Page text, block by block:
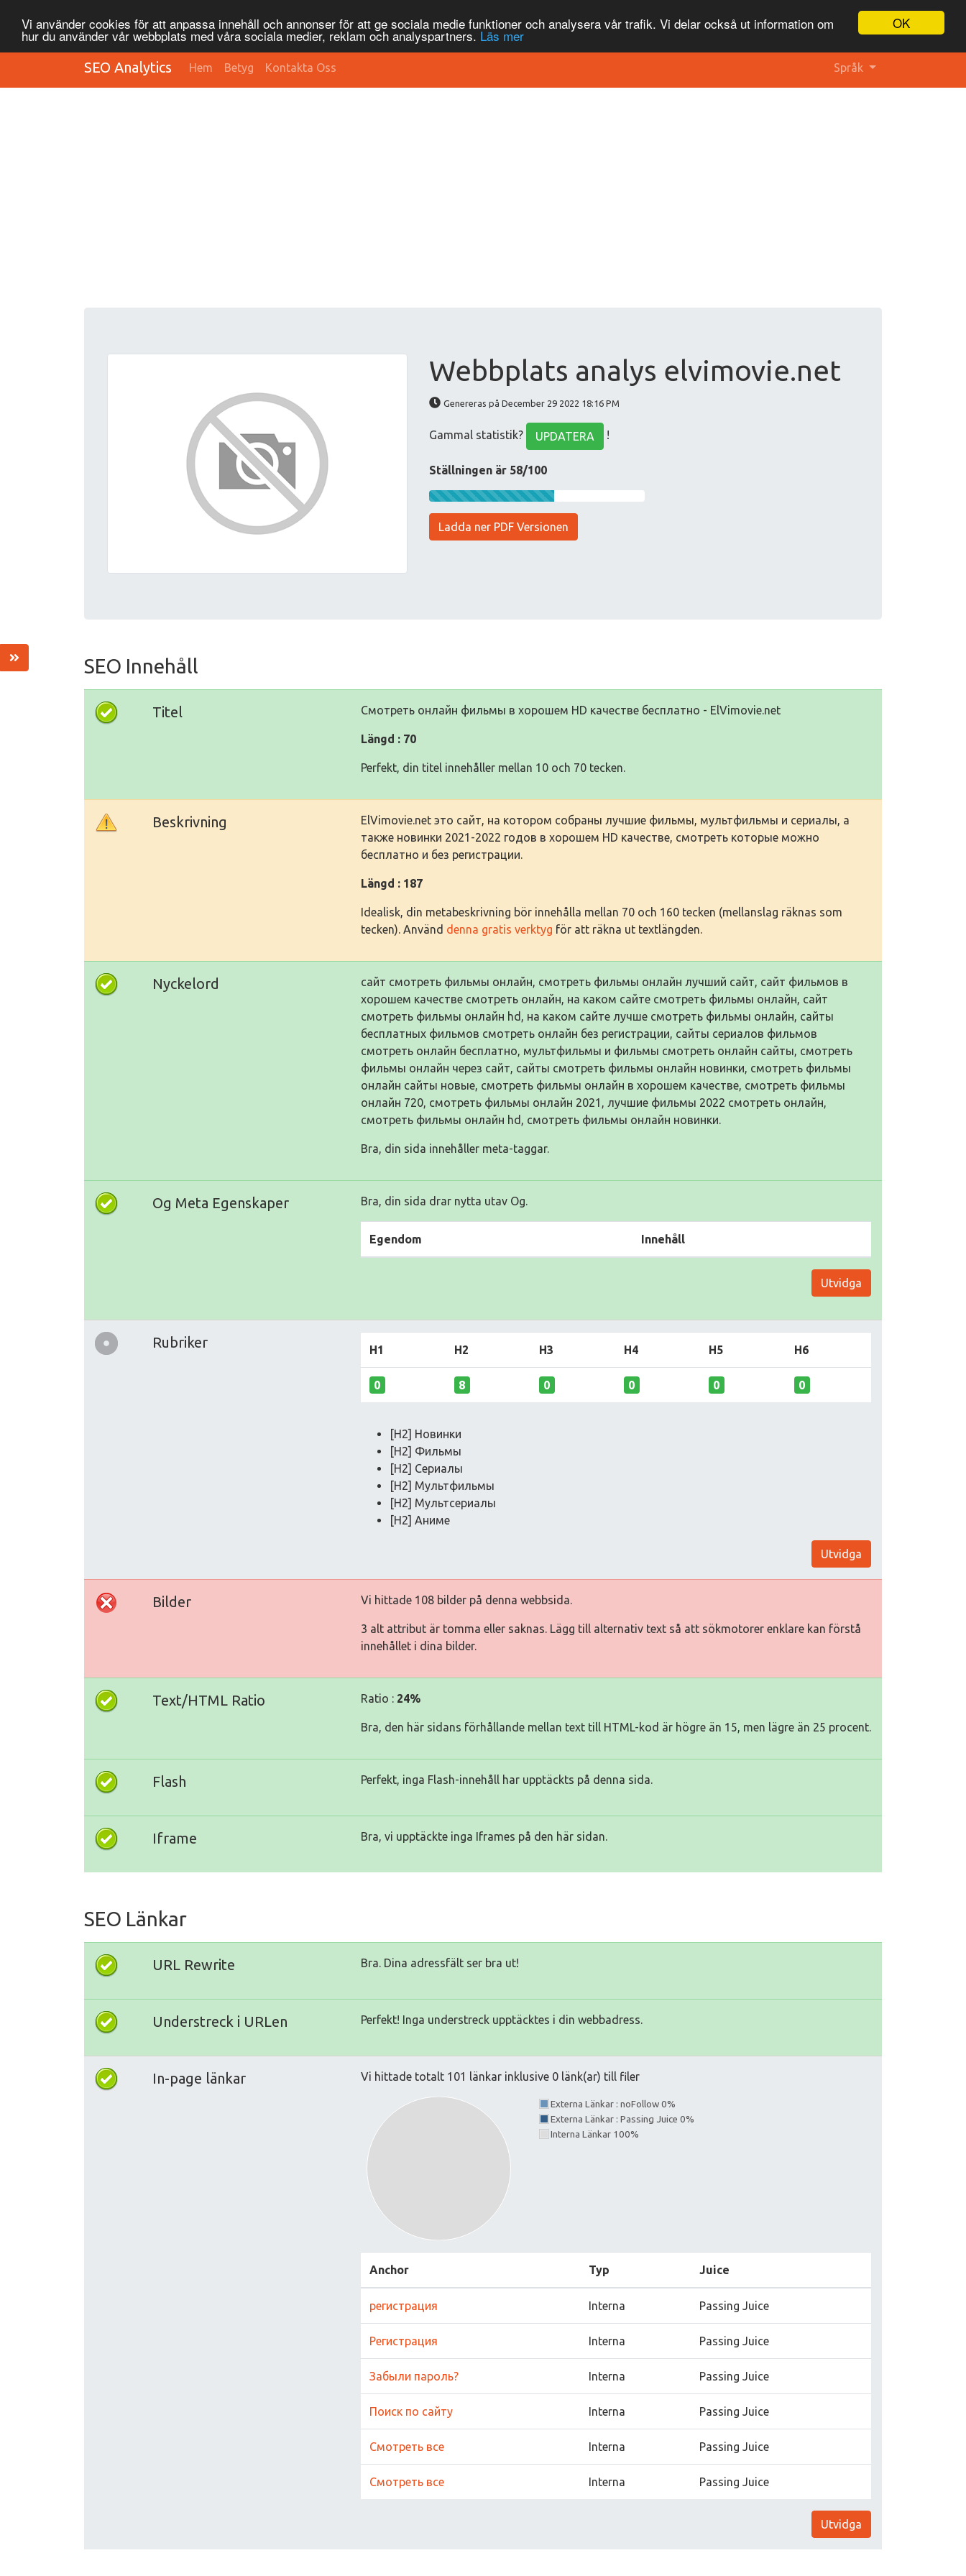
OK
Vi använder cookies för att anpassa innehåll och annonser för att ge sociala medie funktioner och analysera vår trafik. Vi delar också ut information om
hur du använder vår webbplats med våra sociala medier, reklam och analyspartners. Läs mer
SEO Analytics Hem Betyg Kontakta Oss Språk
Webbplats analys elvimovie.net
Genereras på December 29 2022 18:16 PM
Gammal statistik? UPDATERA !
Ställningen är 58/100
Ladda ner PDF Versionen
SEO Innehåll
Titel Смотреть онлайн фильмы в хорошем HD качестве бесплатно - ElVimovie.net
Längd : 70
Perfekt, din titel innehåller mellan 10 och 70 tecken.
Beskrivning
ElVimovie.net это сайт, на котором собраны лучшие фильмы, мультфильмы и сериалы, а
также новинки 2021-2022 годов в хорошем HD качестве, смотреть которые можно
бесплатно и без регистрации.
Längd : 187
Idealisk, din metabeskrivning bör innehålla mellan 70 och 160 tecken (mellanslag räknas som
tecken). Använd denna gratis verktyg för att räkna ut textlängden.
Nyckelord
сайт смотреть фильмы онлайн, смотреть фильмы онлайн лучший сайт, сайт фильмов в
хорошем качестве смотреть онлайн, на каком сайте смотреть фильмы онлайн, сайт
смотреть фильмы онлайн hd, на каком сайте лучше смотреть фильмы онлайн, сайты
бесплатных фильмов смотреть онлайн без регистрации, сайты сериалов фильмов
смотреть онлайн бесплатно, мультфильмы и фильмы смотреть онлайн сайты, смотреть
фильмы онлайн через сайт, сайты смотреть фильмы онлайн новинки, смотреть фильмы
онлайн сайты новые, смотреть фильмы онлайн в хорошем качестве, смотреть фильмы
онлайн 720, смотреть фильмы онлайн 2021, лучшие фильмы 2022 смотреть онлайн,
смотреть фильмы онлайн hd, смотреть фильмы онлайн новинки.
Bra, din sida innehåller meta-taggar.
Og Meta Egenskaper Bra, din sida drar nytta utav Og.
Egendom Innehåll
Utvidga
Rubriker H1 H2 H3 H4 H5 H6
0 8 0 0 0 0
[H2] Новинки
[H2] Фильмы
[H2] Сериалы
[H2] Мультфильмы
[H2] Мультсериалы
[H2] Аниме
Utvidga
Bilder Vi hittade 108 bilder på denna webbsida.
3 alt attribut är tomma eller saknas. Lägg till alternativ text så att sökmotorer enklare kan förstå
innehållet i dina bilder.
Text/HTML Ratio Ratio : 24%
Bra, den här sidans förhållande mellan text till HTML-kod är högre än 15, men lägre än 25 procent.
Flash Perfekt, inga Flash-innehåll har upptäckts på denna sida.
Iframe Bra, vi upptäckte inga Iframes på den här sidan.
SEO Länkar
URL Rewrite Bra. Dina adressfält ser bra ut!
Understreck i URLen Perfekt! Inga understreck upptäcktes i din webbadress.
In-page länkar Vi hittade totalt 101 länkar inklusive 0 länk(ar) till filer
Externa Länkar : noFollow 0%
Externa Länkar : Passing Juice 0%
Interna Länkar 100%
Anchor Typ Juice
регистрация Interna Passing Juice
Регистрация Interna Passing Juice
Забыли пароль? Interna Passing Juice
Поиск по сайту Interna Passing Juice
Cмотреть все Interna Passing Juice
Cмотреть все Interna Passing Juice
Utvidga